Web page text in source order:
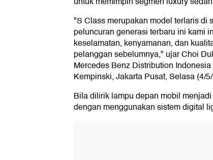
"S Class merupakan model terlaris di
peluncuran generasi terbaru ini kami
keselamatan, kenyamanan, dan
pelanggan sebelumnya," ujar Choi
Mercedes Benz Distribution
Kempinski, Jakarta Pusat, Selasa (4/
Bila dilirik lampu depan mobil
dengan menggunakan sistem digital